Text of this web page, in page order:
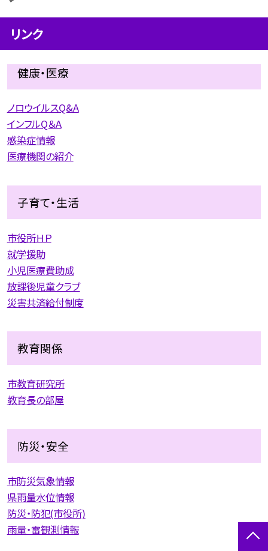
リンク
健康・医療
ノロウイルスQ&A
インフルQ＆A
感染症情報
医療機関の紹介
子育て・生活
市役所ＨＰ
就学援助
小児医療費助成
放課後児童クラブ
災害共済給付制度
教育関係
市教育研究所
教育長の部屋
防災・安全
市防災気象情報
県雨量水位情報
防災・防犯(市役所)
雨量・雷観測情報